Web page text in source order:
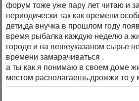
форум тоже уже пару лет читаю и
периодически так как времени
дети,да внучка в прошлом году
время рыбалка каждую неделю а
городе и на вешеуказаном сырье
времени замарачиваться .
а ты как я понимаю в своем доме
местом располагаешь.дрожжи то у